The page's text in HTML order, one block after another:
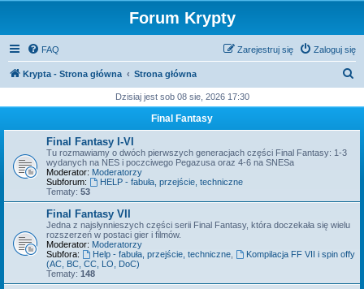
Forum Krypty
FAQ Zaloguj się
Zarejestruj się
Krypta - Strona główna Strona główna
k
Dzisiaj jest sob 08 sie, 2026 17:30
Final Fantasy
Final Fantasy I-VI
Tu rozmawiamy o dwóch pierwszych generacjach części Final Fantasy: 1-3
wydanych na NES i poczciwego Pegazusa oraz 4-6 na SNESa
Moderator: Moderatorzy
Subforum:
HELP - fabuła, przejście, techniczne
Tematy: 53
Final Fantasy VII
Jedna z najsłynnieszych części serii Final Fantasy, która doczekała się wielu
rozszerzeń w postaci gier i filmów.
Moderator: Moderatorzy
Subfora:
Help - fabuła, przejście, techniczne,
Kompilacja FF VII i spin offy
(AC, BC, CC, LO, DoC)
Tematy: 148